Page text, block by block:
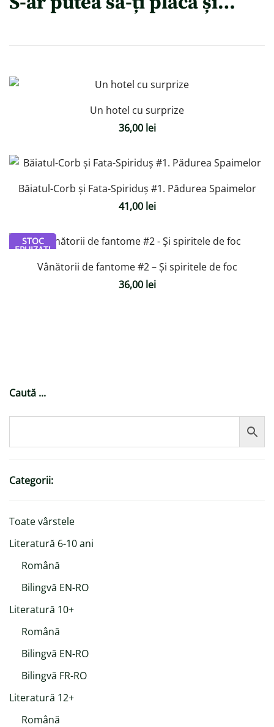
Un hotel cu surprize
36,00 lei
Băiatul-Corb și Fata-Spiriduș #1. Pădurea Spaimelor
41,00 lei
STOC
EPUIZAT!
Vânătorii de fantome #2 – Și spiritele de foc
36,00 lei
Caută ...
Categorii:
Toate vârstele
Literatură 6-10 ani
Română
Bilingvă EN-RO
Literatură 10+
Română
Bilingvă EN-RO
Bilingvă FR-RO
Literatură 12+
Română